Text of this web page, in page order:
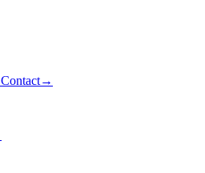
Contact→